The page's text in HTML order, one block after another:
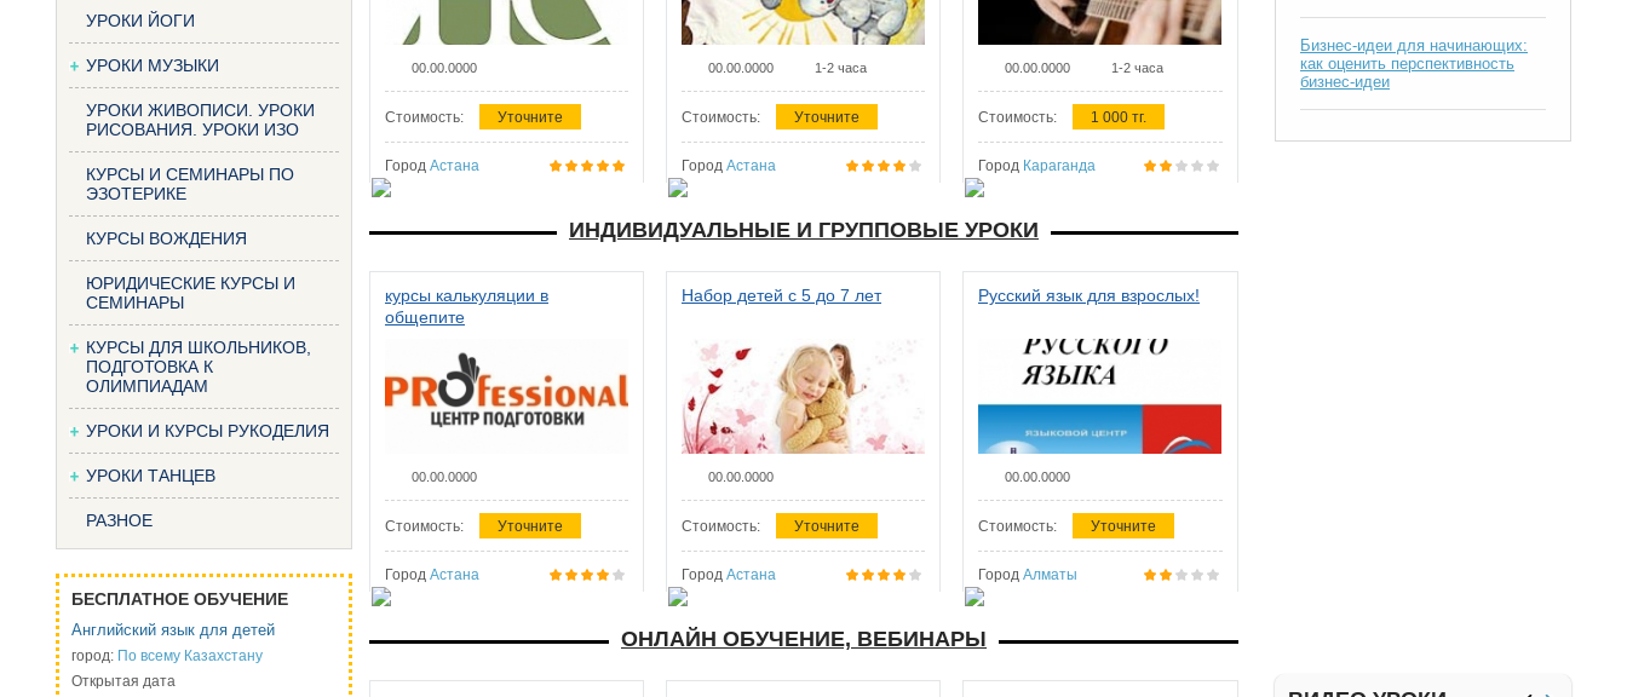
УРОКИ ЙОГИ
УРОКИ МУЗЫКИ
УРОКИ ЖИВОПИСИ. УРОКИ
РИСОВАНИЯ. УРОКИ ИЗО
КУРСЫ И СЕМИНАРЫ ПО
ЭЗОТЕРИКЕ
КУРСЫ ВОЖДЕНИЯ
ЮРИДИЧЕСКИЕ КУРСЫ И
СЕМИНАРЫ
КУРСЫ ДЛЯ ШКОЛЬНИКОВ,
ПОДГОТОВКА К
ОЛИМПИАДАМ
УРОКИ И КУРСЫ РУКОДЕЛИЯ
УРОКИ ТАНЦЕВ
РАЗНОЕ
БЕСПЛАТНОЕ ОБУЧЕНИЕ
Английский язык для детей
город: По всему Казахстану
Открытая дата
00.00.0000
Стоимость: Уточните
Город Астана
00.00.0000 1-2 часа
Стоимость: Уточните
Город Астана
00.00.0000 1-2 часа
Стоимость: 1 000 тг.
Город Караганда
ИНДИВИДУАЛЬНЫЕ И ГРУППОВЫЕ УРОКИ
курсы калькуляции в
общепите
00.00.0000
Стоимость: Уточните
Город Астана
Набор детей с 5 до 7 лет
00.00.0000
Стоимость: Уточните
Город Астана
Русский язык для взрослых!
00.00.0000
Стоимость: Уточните
Город Алматы
ОНЛАЙН ОБУЧЕНИЕ, ВЕБИНАРЫ
Бизнес-идеи для начинающих:
как оценить перспективность
бизнес-идеи